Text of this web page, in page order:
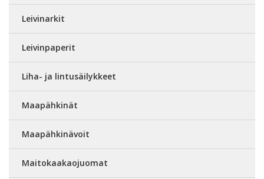
Leivinarkit
Leivinpaperit
Liha- ja lintusäilykkeet
Maapähkinät
Maapähkinävoit
Maitokaakaojuomat